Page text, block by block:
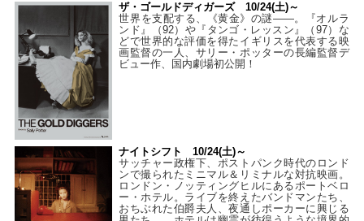
ザ・ゴールドディガーズ 10/24(土)～
世界を支配する、《黄金》の謎――。『オルラ
ンド』（92）や『タンゴ・レッスン』（97）な
どで世界的な評価を得たイギリスを代表する映
画監督の一人、サリー・ポッターの長編監督デ
ビュー作、国内劇場初公開！
ナイトシフト 10/24(土)～
サッチャー政権下、ポストパンク時代のロンド
ンで撮られたミニマル＆リミナルな対抗映画。
ロンドン・ノッティングヒルにあるポートベロ
ー・ホテル。ライブを終えたバンドマンたち、
おちぶれた伯爵夫人、夜通しポーカーに興じる